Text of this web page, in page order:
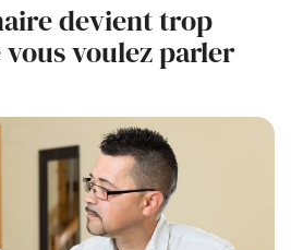
devient trop
voulez parler